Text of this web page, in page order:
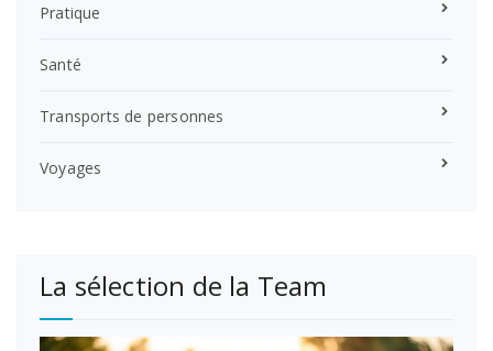
Pratique
Santé
Transports de personnes
Voyages
La sélection de la Team